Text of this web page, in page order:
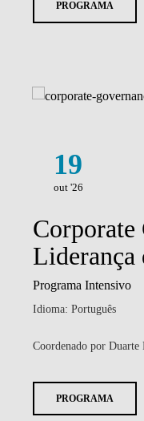
PROGRAMA
19
out '26
Corporate
Liderança
Programa Intensivo
Idioma: Português
Coordenado por Duarte
PROGRAMA